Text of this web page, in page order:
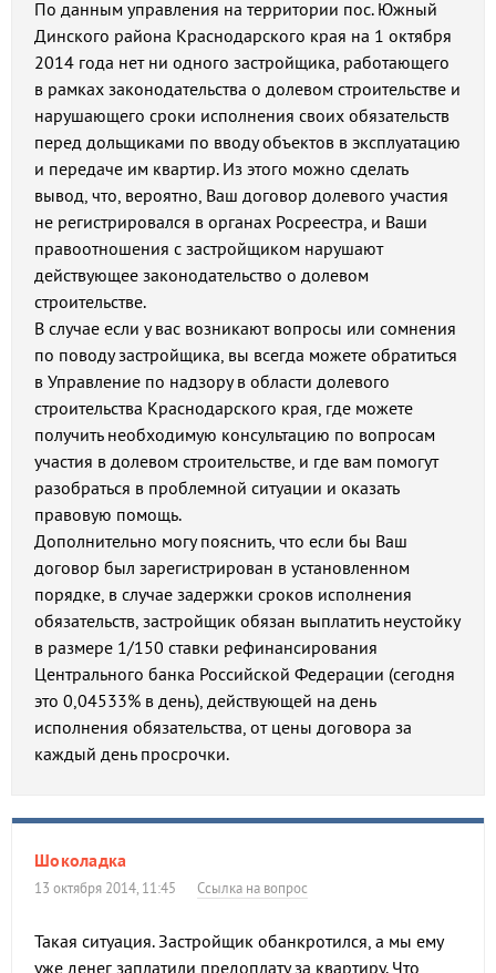
По данным управления на территории пос. Южный
Динского района Краснодарского края на 1 октября
2014 года нет ни одного застройщика, работающего
в рамках законодательства о долевом строительстве и
нарушающего сроки исполнения своих обязательств
перед дольщиками по вводу объектов в эксплуатацию
и передаче им квартир. Из этого можно сделать
вывод, что, вероятно, Ваш договор долевого участия
не регистрировался в органах Росреестра, и Ваши
правоотношения с застройщиком нарушают
действующее законодательство о долевом
строительстве.
В случае если у вас возникают вопросы или сомнения
по поводу застройщика, вы всегда можете обратиться
в Управление по надзору в области долевого
строительства Краснодарского края, где можете
получить необходимую консультацию по вопросам
участия в долевом строительстве, и где вам помогут
разобраться в проблемной ситуации и оказать
правовую помощь.
Дополнительно могу пояснить, что если бы Ваш
договор был зарегистрирован в установленном
порядке, в случае задержки сроков исполнения
обязательств, застройщик обязан выплатить неустойку
в размере 1/150 ставки рефинансирования
Центрального банка Российской Федерации (сегодня
это 0,04533% в день), действующей на день
исполнения обязательства, от цены договора за
каждый день просрочки.
Шоколадка
13 октября 2014, 11:45 Ссылка на вопрос
Такая ситуация. Застройщик обанкротился, а мы ему
уже денег заплатили предоплату за квартиру. Что